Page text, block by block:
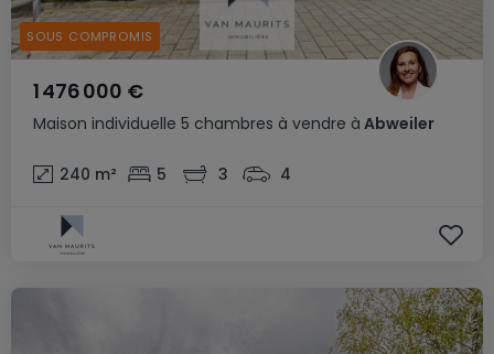
Maison individuelle 5 chambres à vendre à Abweiler
1 476 000 €
240 m² 5 3 4
SOUS COMPROMIS